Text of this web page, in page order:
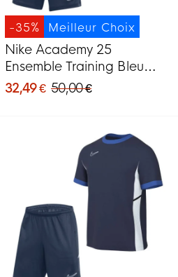
Meilleur Choix
-35%
Nike Academy 25
Ensemble Training Bleu
Foncé Bleu Blanc
32,49 € 50,00 €